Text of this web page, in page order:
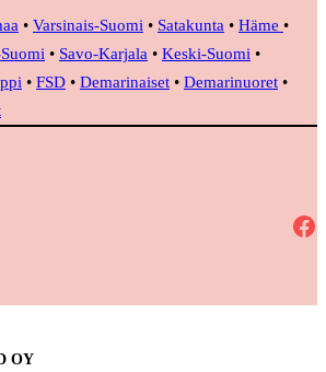
• Varsinais-Suomi • Satakunta • Häme •
• Savo-Karjala • Keski-Suomi •
• FSD • Demarinaiset • Demarinuoret •
Facebook
OY